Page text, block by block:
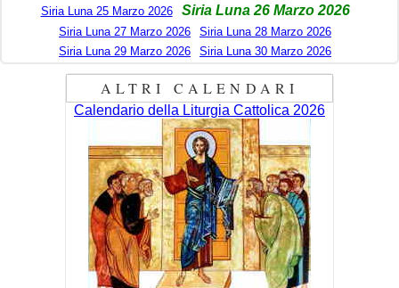
Siria Luna 25 Marzo 2026
Siria Luna 26 Marzo 2026
Siria Luna 27 Marzo 2026
Siria Luna 28 Marzo 2026
Siria Luna 29 Marzo 2026
Siria Luna 30 Marzo 2026
ALTRI CALENDARI
Calendario della Liturgia Cattolica 2026